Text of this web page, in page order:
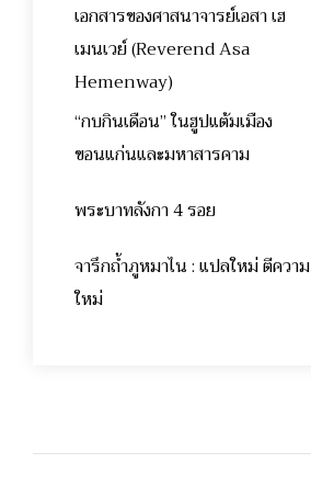
เอกสารของศาสนาจารย์เอสา เฮ
เมนเวย์ (Reverend Asa
Hemenway)
“กบกินเดือน” ในฮูปแต้มเมือง
ขอนแก่นและมหาสารคาม
พระบาทลังกา 4 รอย
จารึกถ้ำภูหมาไน : แปลใหม่ ตีความ
ใหม่